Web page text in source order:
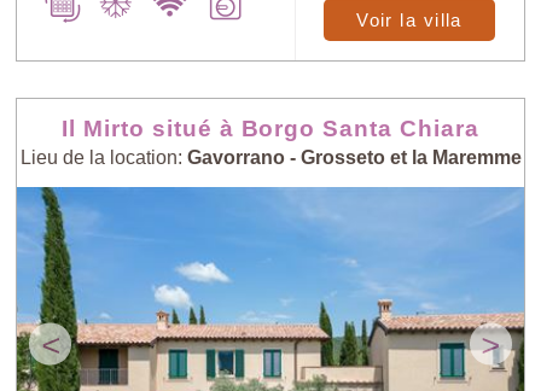
Nombre de
Nombre de
personnes: + > -
Villas les plus
récentes
Voir la villa
Il Mirto situé à Borgo Santa Chiara
Lieu de la location: Gavorrano - Grosseto et la Maremme
< >